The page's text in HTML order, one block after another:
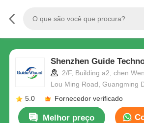
Shenzhen Guide
2/F, Building a2, chen
Lou Ming Road, Guangming
5.0
Fornecedor verificado
Melhor preço